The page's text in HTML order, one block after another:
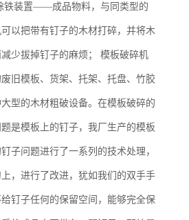
装置——成品物料，与同类型的
以把带有钉子的木材打碎，并将木
少拔掉钉子的麻烦； 模板破碎机
旧模板、货架、托架、托盘、竹胶
型的木材粗破设备。在模板破碎的
是模板上的钉子，我厂生产的模板
子问题进行了一系列的技术处理，
，进行了改进，犹如我们的双手手
钉子任何的保留空间，能够完全保